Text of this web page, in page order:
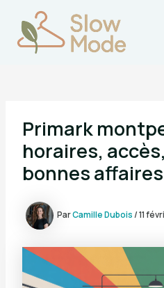
contenu
Primark
horaires,
bonnes
ParCamille Dubois/11